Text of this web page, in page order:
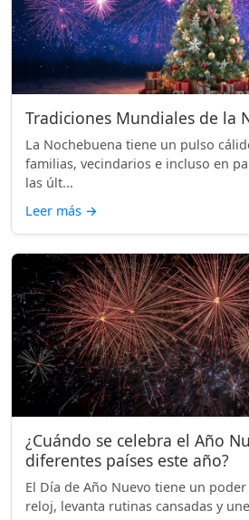
Tradiciones Mundiales de la
La Nochebuena tiene un pulso
familias, vecindarios e incluso en
las últ...
Leer más →
¿Cuándo se celebra el Año
diferentes países este año?
El Día de Año Nuevo tiene un
reloj, levanta rutinas cansadas y